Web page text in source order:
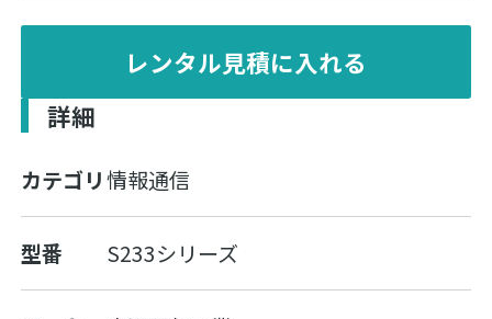
レンタル見積に入れる
詳細
カテゴリ情報通信
型番 S233シリーズ